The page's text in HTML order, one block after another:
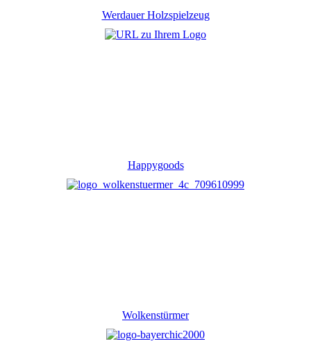
Werdauer Holzspielzeug
Happygoods
Wolkenstürmer